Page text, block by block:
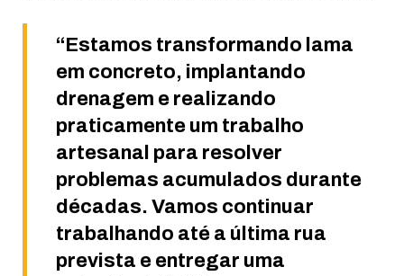
“Estamos transformando lama
em concreto, implantando
drenagem e realizando
praticamente um trabalho
artesanal para resolver
problemas acumulados durante
décadas. Vamos continuar
trabalhando até a última rua
prevista e entregar uma